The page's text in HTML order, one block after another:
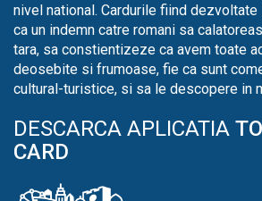
nivel national. Cardurile fiind dezvoltate
ca un indemn catre romani sa
tara, sa constientizeze ca avem toate
deosebite si frumoase, fie ca sunt
cultural-turistice, si sa le descopere in
DESCARCA APLICATIA
CARD